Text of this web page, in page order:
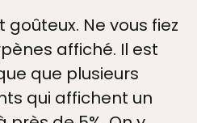
goûteux. Ne vous fiez
affiché. Il est
que plusieurs
qui affichent un